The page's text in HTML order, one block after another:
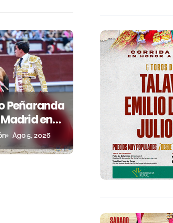
Peñaranda
en
premio
en
Ago 5, 2026